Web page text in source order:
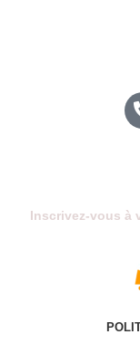
Inscrivez-vous à